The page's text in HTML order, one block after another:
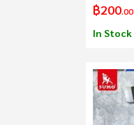
฿200.00
In Stock